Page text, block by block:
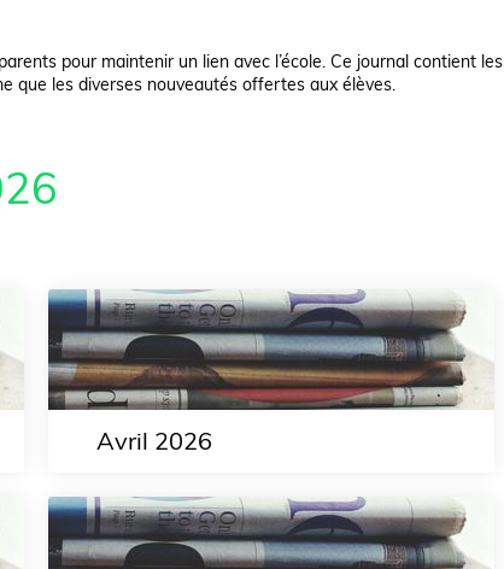
pour maintenir un lien avec l’école. Ce journal contient les
que les diverses nouveautés offertes aux élèves.
Avril 2026